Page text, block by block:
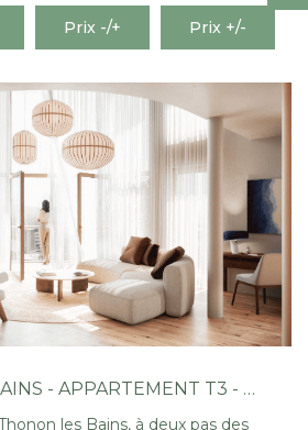
CONTACT
Prix -/+ Prix +/-
THONON LES BAINS - APPARTEMENT T3 - 65.07M²
les Bains, à deux pas des